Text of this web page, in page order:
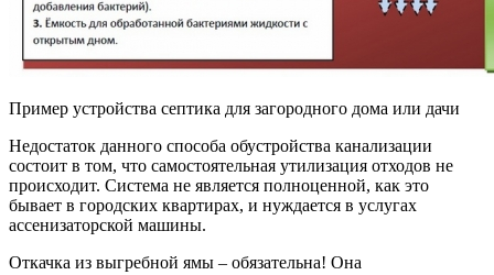
Пример устройства септика для загородного дома или дачи
Недостаток данного способа обустройства канализации
состоит в том, что самостоятельная утилизация отходов не
происходит. Система не является полноценной, как это
бывает в городских квартирах, и нуждается в услугах
ассенизаторской машины.
Откачка из выгребной ямы – обязательна! Она